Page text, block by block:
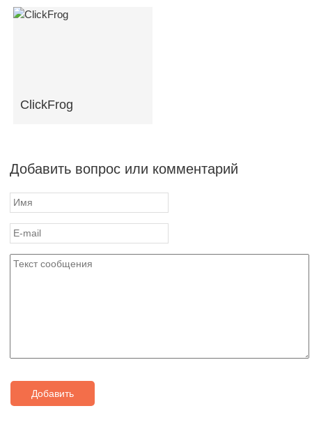
ClickFrog
Добавить вопрос или комментарий
Добавить